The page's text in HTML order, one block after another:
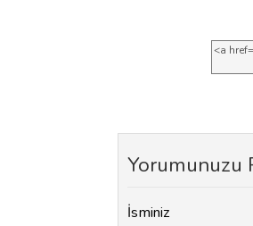
Yorumunuzu
İsminiz